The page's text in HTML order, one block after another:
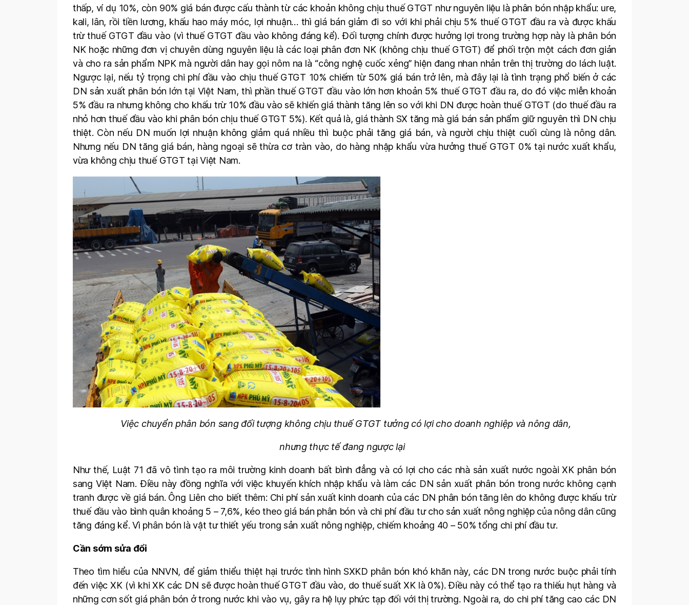
thấp, ví dụ 10%, còn 90% giá bán được cấu thành từ các khoản không chịu thuế GTGT như nguyên liệu là phân bón nhập khẩu: ure,
kali, lân, rồi tiền lương, khấu hao máy móc, lợi nhuận… thì giá bán giảm đi so với khi phải chịu 5% thuế GTGT đầu ra và được khấu
trừ thuế GTGT đầu vào (vì thuế GTGT đầu vào không đáng kể). Đối tượng chính được hưởng lợi trong trường hợp này là phân bón
NK hoặc những đơn vị chuyên dùng nguyên liệu là các loại phân đơn NK (không chịu thuế GTGT) để phối trộn một cách đơn giản
và cho ra sản phẩm NPK mà người dân hay gọi nôm na là “công nghệ cuốc xẻng” hiện đang nhan nhản trên thị trường do lách luật.
Ngược lại, nếu tỷ trọng chi phí đầu vào chịu thuế GTGT 10% chiếm từ 50% giá bán trở lên, mà đây lại là tình trạng phổ biến ở các
DN sản xuất phân bón lớn tại Việt Nam, thì phần thuế GTGT đầu vào lớn hơn khoản 5% thuế GTGT đầu ra, do đó việc miễn khoản
5% đầu ra nhưng không cho khấu trừ 10% đầu vào sẽ khiến giá thành tăng lên so với khi DN được hoàn thuế GTGT (do thuế đầu ra
nhỏ hơn thuế đầu vào khi phân bón chịu thuế GTGT 5%). Kết quả là, giá thành SX tăng mà giá bán sản phẩm giữ nguyên thì DN chịu
thiệt. Còn nếu DN muốn lợi nhuận không giảm quá nhiều thì buộc phải tăng giá bán, và người chịu thiệt cuối cùng là nông dân.
Nhưng nếu DN tăng giá bán, hàng ngoại sẽ thừa cơ tràn vào, do hàng nhập khẩu vừa hưởng thuế GTGT 0% tại nước xuất khẩu,
vừa không chịu thuế GTGT tại Việt Nam.
Việc chuyển phân bón sang đối tượng không chịu thuế GTGT tưởng có lợi cho doanh nghiệp và nông dân,
nhưng thực tế đang ngược lại
Như thế, Luật 71 đã vô tình tạo ra môi trường kinh doanh bất bình đẳng và có lợi cho các nhà sản xuất nước ngoài XK phân bón
sang Việt Nam. Điều này đồng nghĩa với việc khuyến khích nhập khẩu và làm các DN sản xuất phân bón trong nước không cạnh
tranh được về giá bán. Ông Liên cho biết thêm: Chi phí sản xuất kinh doanh của các DN phân bón tăng lên do không được khấu trừ
thuế đầu vào bình quân khoảng 5 – 7,6%, kéo theo giá bán phân bón và chi phí đầu tư cho sản xuất nông nghiệp của nông dân cũng
tăng đáng kể. Vì phân bón là vật tư thiết yếu trong sản xuất nông nghiệp, chiếm khoảng 40 – 50% tổng chi phí đầu tư.
Cần sớm sửa đổi
Theo tìm hiểu của NNVN, để giảm thiểu thiệt hại trước tình hình SXKD phân bón khó khăn này, các DN trong nước buộc phải tính
đến việc XK (vì khi XK các DN sẽ được hoàn thuế GTGT đầu vào, do thuế suất XK là 0%). Điều này có thể tạo ra thiếu hụt hàng và
những cơn sốt giá phân bón ở trong nước khi vào vụ, gây ra hệ lụy phức tạp đối với thị trường. Ngoài ra, do chi phí tăng cao các DN